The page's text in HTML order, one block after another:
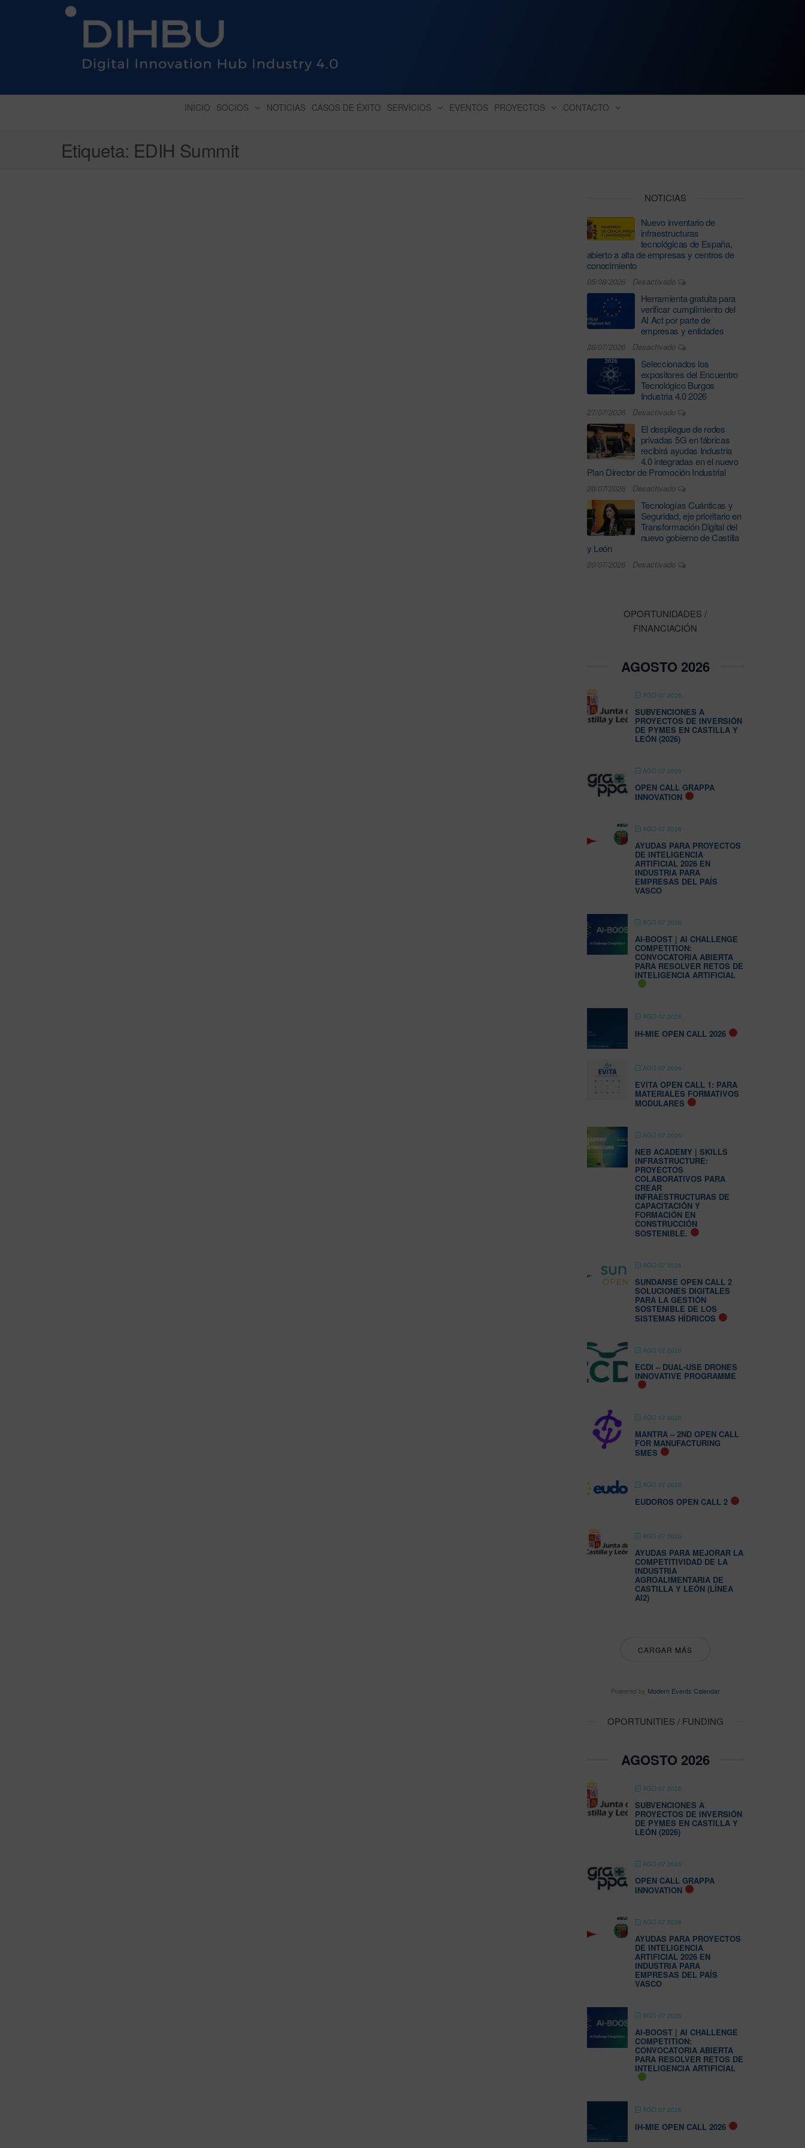
DIGITAL INNOVATION HUB INDUSTRY 4.0
INICIO SOCIOS NOTICIAS CASOS DE ÉXITO SERVICIOS EVENTOS PROYECTOS CONTACTO
Etiqueta: EDIH Summit
NOTICIAS
Nuevo inventario de
infraestructuras
tecnológicas de España,
abierto a alta de empresas y centros de
conocimiento
05/08/2026 Desactivado
Herramienta gratuita para
verificar cumplimiento del
AI Act por parte de
empresas y entidades
28/07/2026 Desactivado
Seleccionados los
expositores del Encuentro
Tecnológico Burgos
Industria 4.0 2026
27/07/2026 Desactivado
El despliegue de redes
privadas 5G en fábricas
recibirá ayudas Industria
4.0 integradas en el nuevo
Plan Director de Promoción Industrial
20/07/2026 Desactivado
Tecnologías Cuánticas y
Seguridad, eje prioritario en
Transformación Digital del
nuevo gobierno de Castilla
y León
20/07/2026 Desactivado
OPORTUNIDADES /
FINANCIACIÓN
AGOSTO 2026
AGO 07 2026
SUBVENCIONES A
PROYECTOS DE INVERSIÓN
DE PYMES EN CASTILLA Y
LEÓN (2026)
AGO 07 2026
OPEN CALL GRAPPA
INNOVATION
AGO 07 2026
AYUDAS PARA PROYECTOS
DE INTELIGENCIA
ARTIFICIAL 2026 EN
INDUSTRIA PARA
EMPRESAS DEL PAÍS
VASCO
AGO 07 2026
AI-BOOST | AI CHALLENGE
COMPETITION:
CONVOCATORIA ABIERTA
PARA RESOLVER RETOS DE
INTELIGENCIA ARTIFICIAL
AGO 07 2026
IH-MIE OPEN CALL 2026
AGO 07 2026
EVITA OPEN CALL 1: PARA
MATERIALES FORMATIVOS
MODULARES
AGO 07 2026
NEB ACADEMY | SKILLS
INFRASTRUCTURE:
PROYECTOS
COLABORATIVOS PARA
CREAR
INFRAESTRUCTURAS DE
CAPACITACIÓN Y
FORMACIÓN EN
CONSTRUCCIÓN
SOSTENIBLE.
AGO 07 2026
SUNDANSE OPEN CALL 2
SOLUCIONES DIGITALES
PARA LA GESTIÓN
SOSTENIBLE DE LOS
SISTEMAS HÍDRICOS
AGO 07 2026
ECDI – DUAL-USE DRONES
INNOVATIVE PROGRAMME
AGO 07 2026
MANTRA – 2ND OPEN CALL
FOR MANUFACTURING
SMES
AGO 07 2026
EUDOROS OPEN CALL 2
AGO 07 2026
AYUDAS PARA MEJORAR LA
COMPETITIVIDAD DE LA
INDUSTRIA
AGROALIMENTARIA DE
CASTILLA Y LEÓN (LÍNEA
AI2)
CARGAR MÁS
Powered by Modern Events Calendar
OPORTUNITIES / FUNDING
AGOSTO 2026
AGO 07 2026
SUBVENCIONES A
PROYECTOS DE INVERSIÓN
DE PYMES EN CASTILLA Y
LEÓN (2026)
AGO 07 2026
OPEN CALL GRAPPA
INNOVATION
AGO 07 2026
AYUDAS PARA PROYECTOS
DE INTELIGENCIA
ARTIFICIAL 2026 EN
INDUSTRIA PARA
EMPRESAS DEL PAÍS
VASCO
AGO 07 2026
AI-BOOST | AI CHALLENGE
COMPETITION:
CONVOCATORIA ABIERTA
PARA RESOLVER RETOS DE
INTELIGENCIA ARTIFICIAL
AGO 07 2026
IH-MIE OPEN CALL 2026